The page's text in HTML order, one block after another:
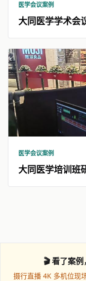
医学会议案例
大同医学学术会
医学会议案例
大同医学培训班
🎬 看了案
摄行直播 4K 多机位现